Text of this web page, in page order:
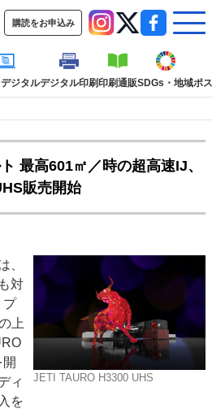
購読をお申込み
ジタルデジタル印刷印刷通販SDGs・地域ポ
記事
動画コンテンツ
ョン
デジタル印刷
印刷通販
ビジネス 信用情報
訃報
負！ ～多様なビジネス・多彩な商材～
印刷機・製本機特集
検査・校正特集
最高601㎡／時の超高速IJ、
販売開始
JETI TAURO H3300 UHS
、
対
プ
上
ィ
を